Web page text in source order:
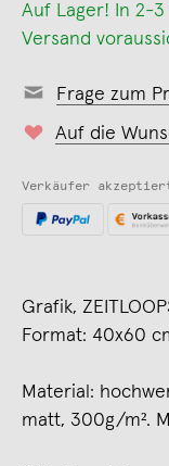
Auf Lager! In 2-3
Versand
Frage zum
Auf die
Verkäufer
Grafik,
Format: 40x60
Material:
matt, 300g/m².